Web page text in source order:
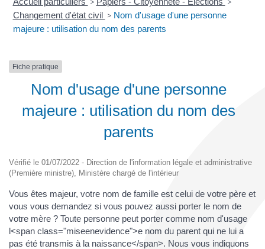
Changement d'état civil > Nom d'usage d'une personne
majeure : utilisation du nom des parents
Fiche pratique
Nom d'usage d'une personne
majeure : utilisation du nom des
parents
Vérifié le 01/07/2022 - Direction de l'information légale et administrative
(Première ministre), Ministère chargé de l'intérieur
Vous êtes majeur, votre nom de famille est celui de votre père et
vous vous demandez si vous pouvez aussi porter le nom de
votre mère ? Toute personne peut porter comme nom d'usage
l<span class="miseenevidence">e nom du parent qui ne lui a
pas été transmis à la naissance</span>. Nous vous indiquons